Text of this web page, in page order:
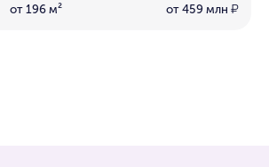
от 196 м² от 459 млн ₽